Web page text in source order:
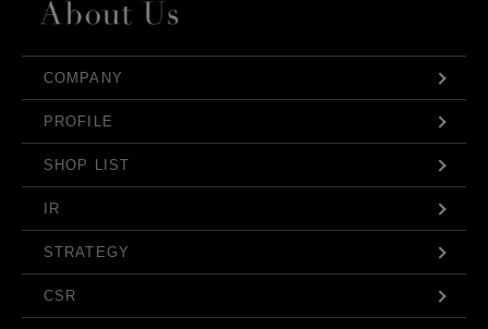
COMPANY
PROFILE
SHOP LIST
IR
STRATEGY
CSR